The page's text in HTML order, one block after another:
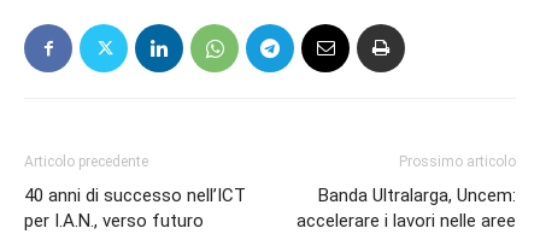
Articolo precedente
40 anni di successo nell’ICT
per I.A.N., verso futuro
Prossimo articolo
Banda Ultralarga, Uncem:
accelerare i lavori nelle aree